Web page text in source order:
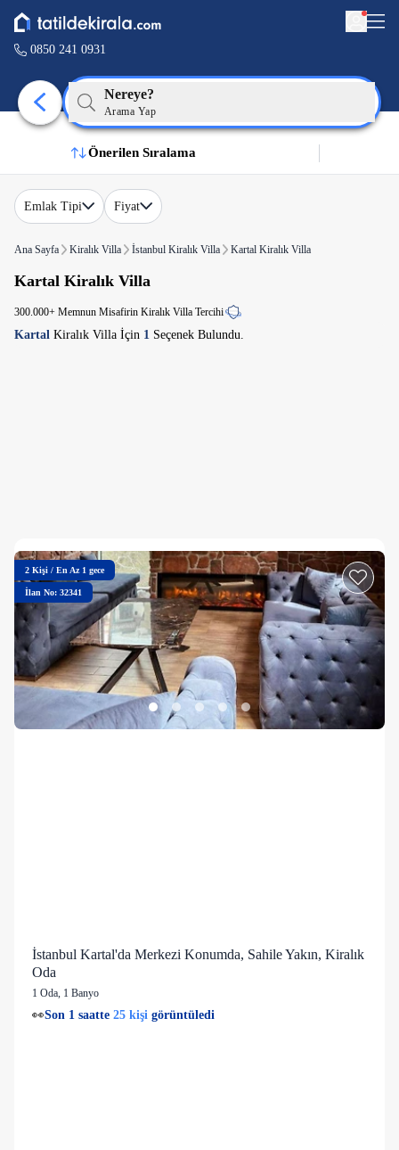
0850 241 0931
Nereye?
Arama Yap
Önerilen Sıralama
Emlak Tipi Fiyat
Ana Sayfa Kiralık Villa İstanbul Kiralık Villa Kartal Kiralık Villa
Kartal Kiralık Villa
300.000+ Memnun Misafirin Kiralık Villa Tercihi
Kartal Kiralık Villa İçin 1 Seçenek Bulundu.
2 Kişi / En Az 1 gece
İlan No: 32341
İstanbul Kartal'da Merkezi Konumda, Sahile Yakın, Kiralık
Oda
1 Oda, 1 Banyo
👀Son 1 saatte 25 kişi görüntüledi